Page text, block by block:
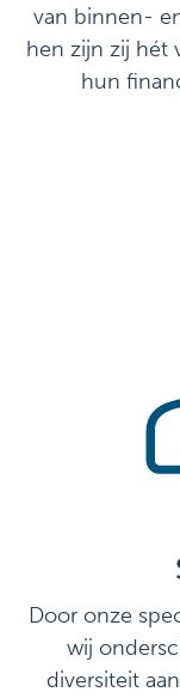
van binnen-
hen zijn zij hét
hun
Door onze
wij
diversiteit